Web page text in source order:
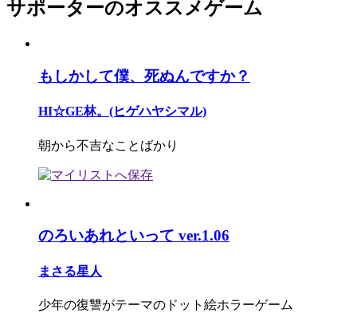
サポーターのオススメゲーム
もしかして僕、死ぬんですか？
HI☆GE林。(ヒゲハヤシマル)
朝から不吉なことばかり
のろいあれといって ver.1.06
まさる星人
少年の復讐がテーマのドット絵ホラーゲーム